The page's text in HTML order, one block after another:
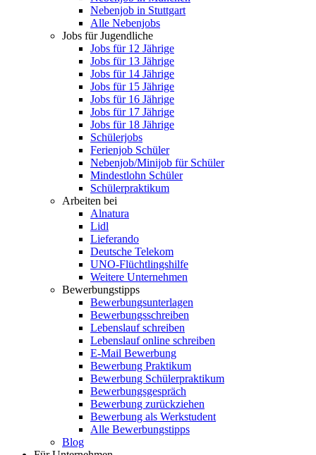
Nebenjob in Stuttgart
Alle Nebenjobs
Jobs für Jugendliche
Jobs für 12 Jährige
Jobs für 13 Jährige
Jobs für 14 Jährige
Jobs für 15 Jährige
Jobs für 16 Jährige
Jobs für 17 Jährige
Jobs für 18 Jährige
Schülerjobs
Ferienjob Schüler
Nebenjob/Minijob für Schüler
Mindestlohn Schüler
Schülerpraktikum
Arbeiten bei
Alnatura
Lidl
Lieferando
Deutsche Telekom
UNO-Flüchtlingshilfe
Weitere Unternehmen
Bewerbungstipps
Bewerbungsunterlagen
Bewerbungsschreiben
Lebenslauf schreiben
Lebenslauf online schreiben
E-Mail Bewerbung
Bewerbung Praktikum
Bewerbung Schülerpraktikum
Bewerbungsgespräch
Bewerbung zurückziehen
Bewerbung als Werkstudent
Alle Bewerbungstipps
Blog